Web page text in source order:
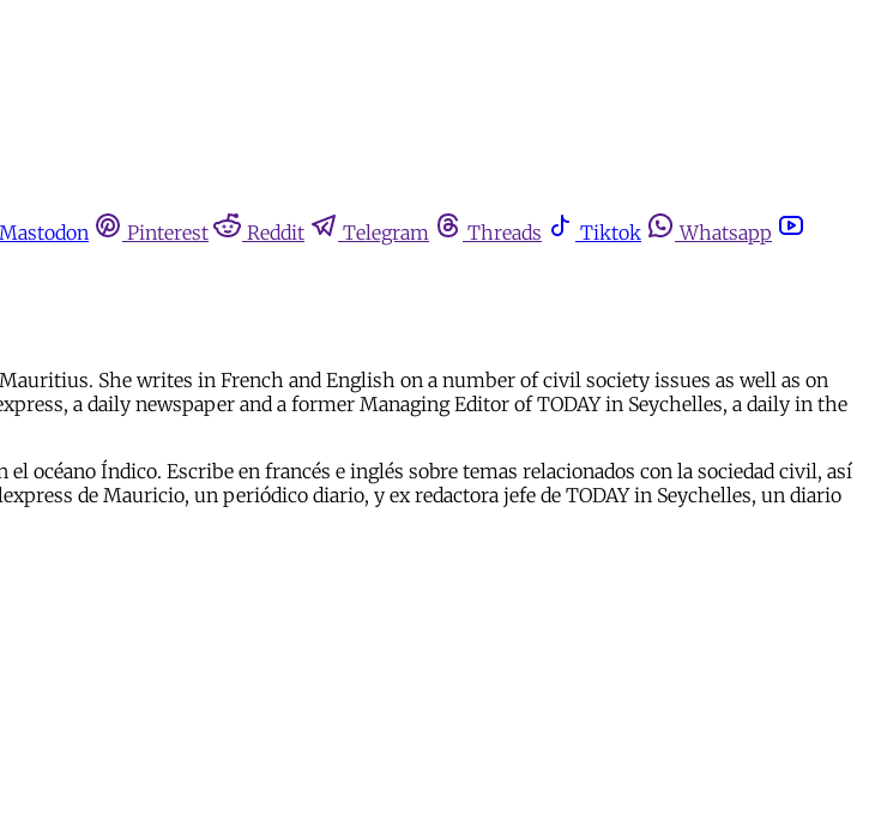
Mastodon Pinterest Reddit Telegram Threads Tiktok
Whatsapp
She writes in French and English on a number of civil society issues as well as on
a daily newspaper and a former Managing Editor of TODAY in Seychelles, a daily in the
océano Índico. Escribe en francés e inglés sobre temas relacionados con la sociedad civil, así
de Mauricio, un periódico diario, y ex redactora jefe de TODAY in Seychelles, un diario